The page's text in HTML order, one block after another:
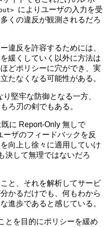
によりユーザの入力を受
くの違反が観測されるだろ
違反を許容するためには、
緩くしていく以外に方法は
どポリシーに穴ができ、実
たなくなる可能性がある。
堅牢な防御となる一方、
ろ刃の剣でもある。
既に Report-Only 無しで
ザのフィードバックを反
向上し徐々に適用していけ
決して無理ではないだろ
と、それを解析してサービ
かるだけでも、何もわから
進歩であると感じている。
とを目的にポリシーを緩め